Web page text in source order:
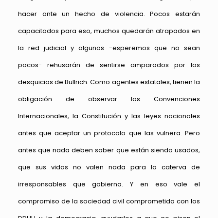
hacer ante un hecho de violencia. Pocos estarán
capacitados para eso, muchos quedarán atrapados en
la red judicial y algunos -esperemos que no sean
pocos- rehusarán de sentirse amparados por los
desquicios de Bullrich. Como agentes estatales, tienen la
obligación de observar las Convenciones
Internacionales, la Constitución y las leyes nacionales
antes que aceptar un protocolo que las vulnera. Pero
antes que nada deben saber que están siendo usados,
que sus vidas no valen nada para la caterva de
irresponsables que gobierna. Y en eso vale el
compromiso de la sociedad civil comprometida con los